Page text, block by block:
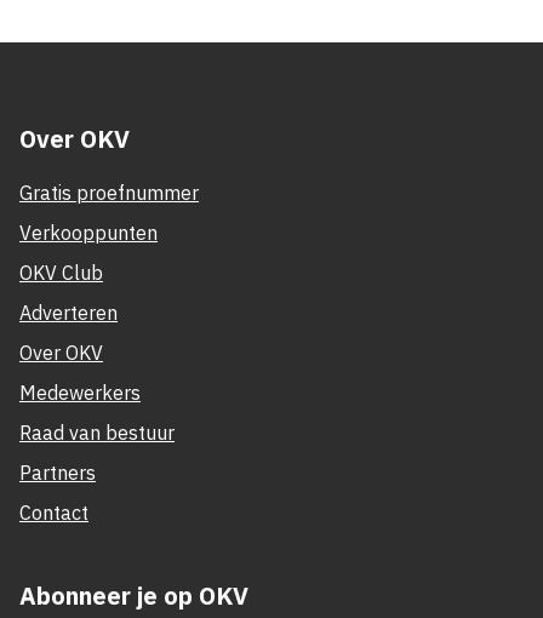
Over OKV
Gratis proefnummer
Verkooppunten
OKV Club
Adverteren
Over OKV
Medewerkers
Raad van bestuur
Partners
Contact
Abonneer je op OKV